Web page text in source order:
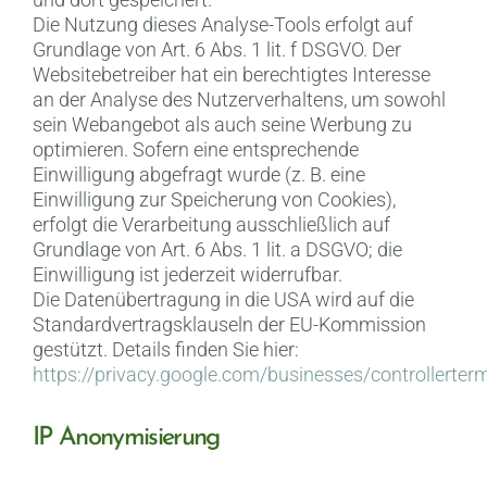
Die Nutzung dieses Analyse-Tools erfolgt auf
Grundlage von Art. 6 Abs. 1 lit. f DSGVO. Der
Websitebetreiber hat ein berechtigtes Interesse
an der Analyse des Nutzerverhaltens, um sowohl
sein Webangebot als auch seine Werbung zu
optimieren. Sofern eine entsprechende
Einwilligung abgefragt wurde (z. B. eine
Einwilligung zur Speicherung von Cookies),
erfolgt die Verarbeitung ausschließlich auf
Grundlage von Art. 6 Abs. 1 lit. a DSGVO; die
Einwilligung ist jederzeit widerrufbar.
Die Datenübertragung in die USA wird auf die
Standardvertragsklauseln der EU-Kommission
gestützt. Details finden Sie hier:
https://privacy.google.com/businesses/
IP Anonymisierung